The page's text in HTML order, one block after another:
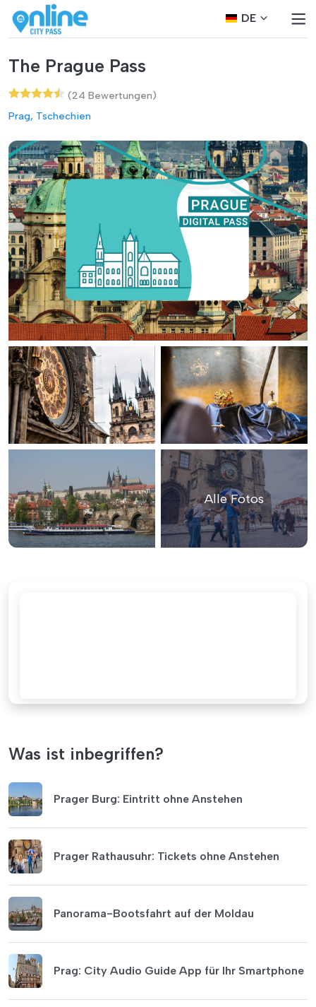
DE
The Prague Pass
(24 Bewertungen)
Prag, Tschechien
Alle Fotos
Was ist inbegriffen?
Prager Burg: Eintritt ohne Anstehen
Prager Rathausuhr: Tickets ohne Anstehen
Panorama-Bootsfahrt auf der Moldau
Prag: City Audio Guide App für Ihr Smartphone